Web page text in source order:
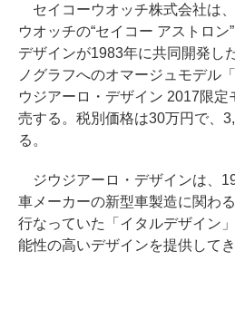
セイコーウオッチ株式会社は
ウオッチの“セイコー アストロン
デザインが1983年に共同開発し
ノグラフへのオマージュモデル
ウジアーロ・デザイン 2017限
売する。税別価格は30万円で、
る。
ジウジアーロ・デザインは、
車メーカーの新型車製造に関わ
行なっていた「イタルデザイン
能性の高いデザインを提供してき